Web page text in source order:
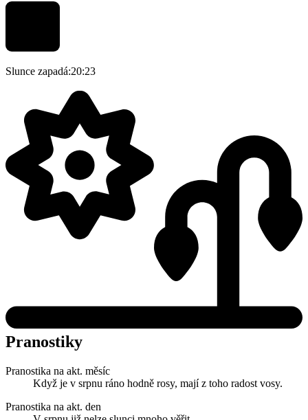
Slunce zapadá:20:23
Pranostiky
Pranostika na akt. měsíc
Když je v srpnu ráno hodně rosy, mají z toho radost vosy.
Pranostika na akt. den